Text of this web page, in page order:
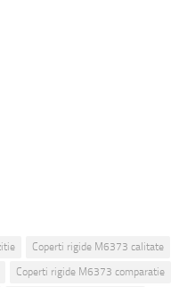
Coperti rigide M6373 comparatie
Coperti rigide M6373 livrare